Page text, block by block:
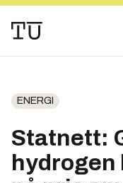
ENERGI
Statnett: